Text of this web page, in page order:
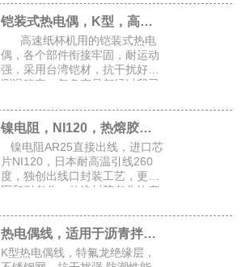
的锁孔，安装空间要求小，适合
包装设备的加热磨具，热封刀铠装式热电偶，K型，高速纸杯机K型偶
高速纸杯机用的铠装式热电
偶，各个部件衔接牢固，耐运动
强，采用台湾铠材，抗干扰好，
测温稳定，每条产品都经过我司
检测，确保每条产品都是完好的
才能出厂
镍电阻，NI120，热熔胶机胶管感温头
镍电阻AR25直接出线，进口芯
片NI120，日本耐高温引线260
度，独创出线口封装工艺，更牢
固和耐老化，传统封胶老化快寿
5*30，4*30
热电偶线，适用于沥青拌热再生设备
K型热电偶线，特氟龙绝缘层，